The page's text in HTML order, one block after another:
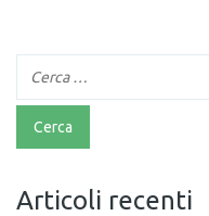
Articoli recenti